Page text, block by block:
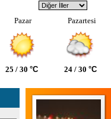
Pazar Pazartesi
25 / 30 °C 24 / 30 °C